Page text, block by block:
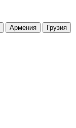
Армения
Грузия